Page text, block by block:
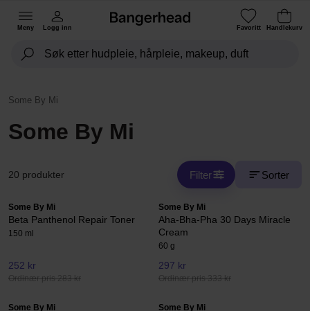
Meny Logg inn Favoritt Handlekurv
Some By Mi
Some By Mi
20 produkter Filter Sorter
Some By Mi
Beta Panthenol Repair Toner
150 ml
252 kr
Ordinær pris 283 kr
Some By Mi
Aha-Bha-Pha 30 Days Miracle
Cream
60 g
297 kr
Ordinær pris 333 kr
Some By Mi Some By Mi